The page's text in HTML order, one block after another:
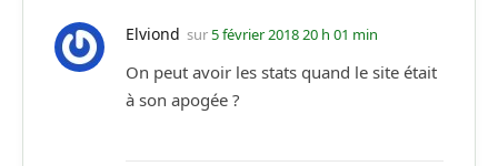
Elviond sur5 février 2018 20 h 01 min
On peut avoir les stats quand le site était
à son apogée ?